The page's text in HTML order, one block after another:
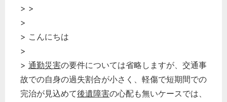
> >
>
> こんにちは
>
> 通勤災害の要件については省略しますが、交通事
故での自身の過失割合が小さく、軽傷で短期間での
完治が見込めて後遺障害の心配も無いケースでは、